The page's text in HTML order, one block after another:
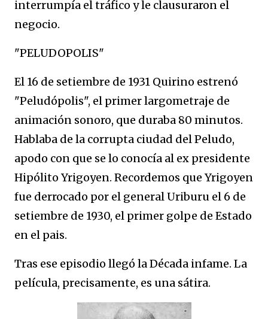
interrumpía el tráfico y le clausuraron el
negocio.
"PELUDOPOLIS"
El 16 de setiembre de 1931 Quirino estrenó
"Peludópolis", el primer largometraje de
animación sonoro, que duraba 80 minutos.
Hablaba de la corrupta ciudad del Peludo,
apodo con que se lo conocía al ex presidente
Hipólito Yrigoyen. Recordemos que Yrigoyen
fue derrocado por el general Uriburu el 6 de
setiembre de 1930, el primer golpe de Estado
en el pais.
Tras ese episodio llegó la Década infame. La
película, precisamente, es una sátira.